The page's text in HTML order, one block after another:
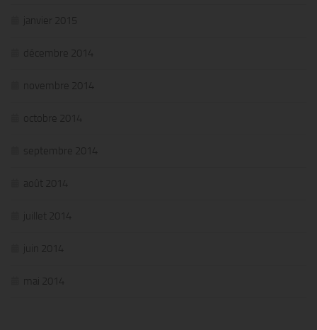
janvier 2015
décembre 2014
novembre 2014
octobre 2014
septembre 2014
août 2014
juillet 2014
juin 2014
mai 2014